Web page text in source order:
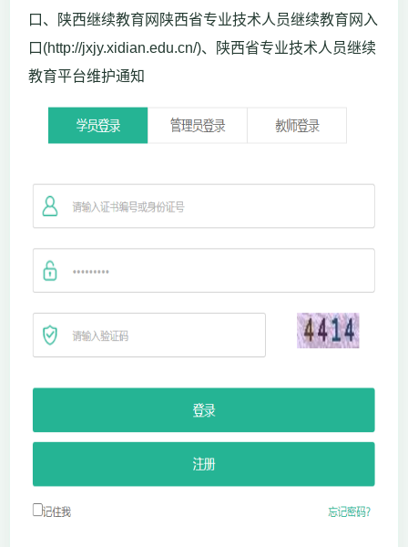
口、陕西继续教育网陕西省专业技术人员继续教育网入
口(http://jxjy.xidian.edu.cn/)、陕西省专业技术人员继续
教育平台维护通知